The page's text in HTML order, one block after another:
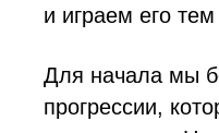
и играем его
Для начала мы
прогрессии,